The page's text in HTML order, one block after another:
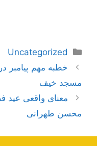
دسته‌ها
Uncategorized
ناوبریخطبه مهم پیامبر
مسجد خیف
معنای واقعی عید
محسن طهرانی